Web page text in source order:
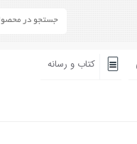
کتاب و رسانه